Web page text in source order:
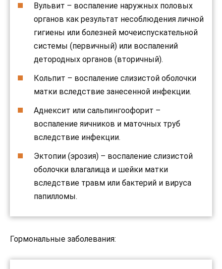
Вульвит – воспаление наружных половых
органов как результат несоблюдения личной
гигиены или болезней мочеиспускательной
системы (первичный) или воспалений
детородных органов (вторичный).
Кольпит – воспаление слизистой оболочки
матки вследствие занесенной инфекции.
Аднексит или сальпингоофорит –
воспаление яичников и маточных труб
вследствие инфекции.
Эктопии (эрозия) – воспаление слизистой
оболочки влагалища и шейки матки
вследствие травм или бактерий и вируса
папилломы.
Гормональные заболевания: